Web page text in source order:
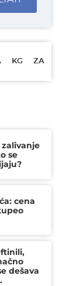
KG ZA
zalivanje
se
cena
dešava